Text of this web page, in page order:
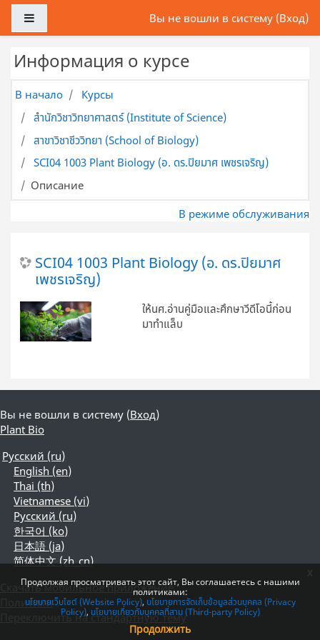
Перейти к основному содержанию
Вы не вошли в систему (Вход)
Информация о курсе
В начало
Курсы
สำนักวิชาวิทยาศาสตร์ (Institute of Science)
สาขาวิชาชีววิทยา (School of Biology)
SCI04 1003 Plant Biology (อ. ดร.ปิยมาศ เพชรเจริญ)
Описание
В режиме обслуживания
SCI04 1003 Plant Biology (อ. ดร.ปิยมาศ
เพชรเจริญ)
ให้นศ.อ่านคู่มือและศึกษาวีดีโอนี้ก่อน
มาทำแล็บ
Вы не вошли в систему (Вход)
Plant Bio
Русский ‎(ru)‎
English ‎(en)‎
Thai ‎(th)‎
Vietnamese ‎(vi)‎
Русский ‎(ru)‎
한국어 ‎(ko)‎
日本語 ‎(ja)‎
简体中文 ‎(zh_cn)‎
Скачать мобильное приложение
Политики
Переключить на стандартную тему
Продолжая просматривать этот сайт, Вы соглашаетесь с нашими
политиками:
นโยบายเว็บไซต์ (Website Policy) นโยบายการจัดเก็บข้อมูลส่วนบุคคล (Privacy
Policy) นโยบายเกี่ยวกับบุคคลที่สาม (Third-party Policy)
Продолжить
x